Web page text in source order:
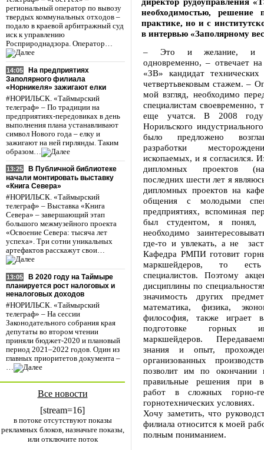
региональный оператор по вывозу
твердых коммунальных отходов –
подало в краевой арбитражный суд
иск к управлению
Росприроднадзора. Оператор…
14:05
На предприятиях
Заполярного филиала
«Норникеля» зажигают елки
#НОРИЛЬСК. «Таймырский
телеграф» – По традиции на
предприятиях-передовиках в день
выполнения плана устанавливают
символ Нового года – елку и
зажигают на ней гирлянды. Таким
образом…
13:25
В Публичной библиотеке
начали монтировать выставку
«Книга Севера»
#НОРИЛЬСК. «Таймырский
телеграф» – Выставка «Книга
Севера» – завершающий этап
большого межмузейного проекта
«Освоение Севера: тысяча лет
успеха». Три сотни уникальных
артефактов расскажут свои…
13:05
В 2020 году на Таймыре
планируется рост налоговых и
неналоговых доходов
#НОРИЛЬСК. «Таймырский
телеграф» – На сессии
Законодательного собрания края
депутаты во втором чтении
приняли бюджет-2020 и плановый
период 2021–2022 годов. Один из
главных приоритетов документа –
…
Все новости
[stream=16]
в потоке отсутствуют показы
рекламных блоков, назначьте показы,
или отключите поток
необходимостью,
практике, но и с
в интервью «Заполярному
– Это и желание, и
одновременно, – отвечает
«ЗВ» кандидат
четвертьвековым стажем. –
мой взгляд, необходимо
специалистам своевременно,
еще учатся. В 2008 году
Норильского
было предложено
разработки
ископаемых, и я согласился.
дипломных проектов
последних шести лет я
дипломных проектов на
общения с молодыми
предприятиях, вспоминая
был студентом, я понял,
необходимо
где-то и увлекать, а не
Кафедра РМПИ готовит
маркшейдеров, то есть
специалистов. Поэтому
дисциплины по
значимость других
математика, физика,
философия, также играет
подготовке горных
маркшейдеров.
знания и опыт,
организованных
позволит им по окончании
правильные решения при
работ в сложных горно-
горнотехнических условиях.
Хочу заметить, что
филиала относится к моей
полным пониманием.